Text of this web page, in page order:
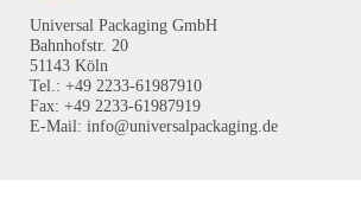
Universal Packaging GmbH
Bahnhofstr. 20
51143 Köln
Tel.: +49 2233-61987910
Fax: +49 2233-61987919
E-Mail: info@universalpackaging.de